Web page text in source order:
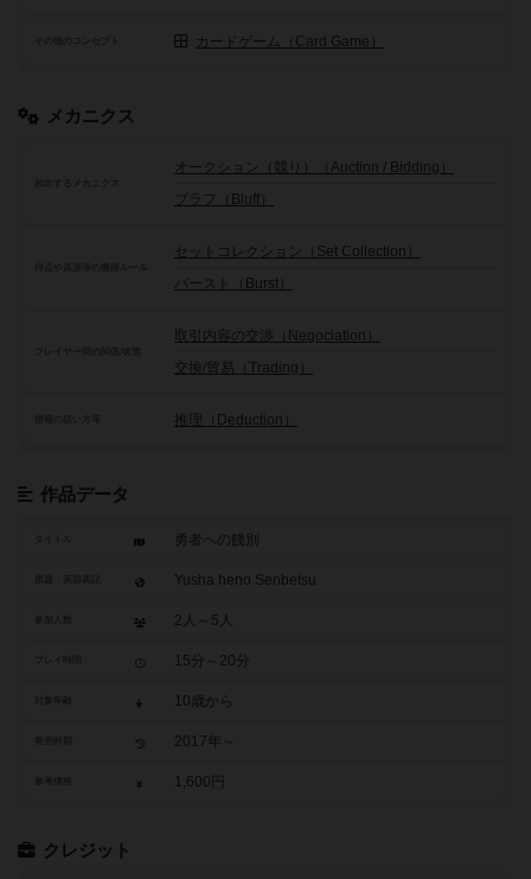
その他のコンセプト カードゲーム（Card Game）
メカニクス
頻出するメカニクス
オークション（競り）（Auction / Bidding）
ブラフ（Bluff）
セットコレクション（Set Collection）
バースト（Burst）
プレイヤー間の関係/状態
取引内容の交渉（Negociation）
交換/貿易（Trading）
推理（Deduction）
作品データ
タイトル 勇者への餞別
Yusha heno Senbetsu
参加人数 2人～5人
15分～20分
10歳から
2017年～
参考価格 1,600円
クレジット